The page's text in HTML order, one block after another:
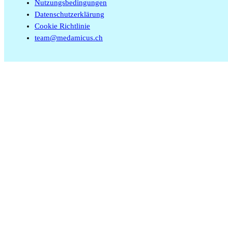
Nutzungsbedingungen
Datenschutzerklärung
Cookie Richtlinie
team@medamicus.ch